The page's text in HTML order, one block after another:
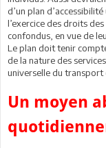
d’un plan
l’exercice des droits
confondus, en vue de
Le plan doit tenir
de la nature des
universelle du transport
Un moyen